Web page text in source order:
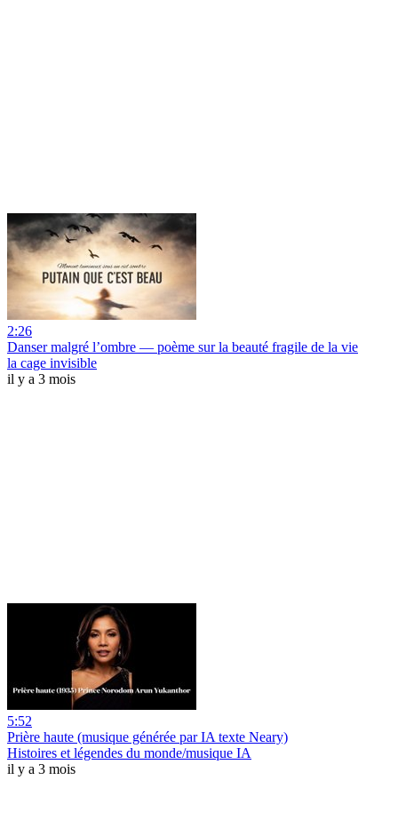
2:26
Danser malgré l’ombre — poème sur la beauté fragile de la vie
la cage invisible
il y a 3 mois
5:52
Prière haute (musique générée par IA texte Neary)
Histoires et légendes du monde/musique IA
il y a 3 mois